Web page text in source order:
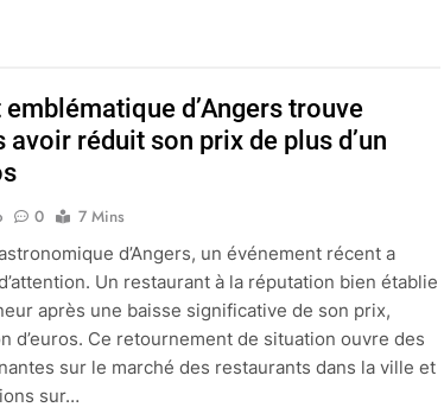
d’Angers trouve
avoir réduit son prix de plus d’un
0
7 Mins
d’Angers, un événement récent a
Un restaurant à la réputation bien établie
après une baisse significative de son prix,
d’euros. Ce retournement de situation ouvre des
sur le marché des restaurants dans la ville et
sur…